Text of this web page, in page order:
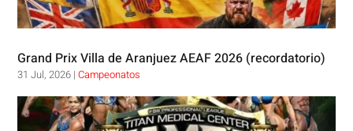
Grand Prix Villa de Aranjuez AEAF 2026 (recordatorio)
31 Jul, 2026 |Campeonatos